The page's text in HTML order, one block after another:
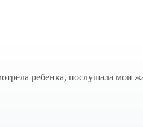
ребенка, послушала мои